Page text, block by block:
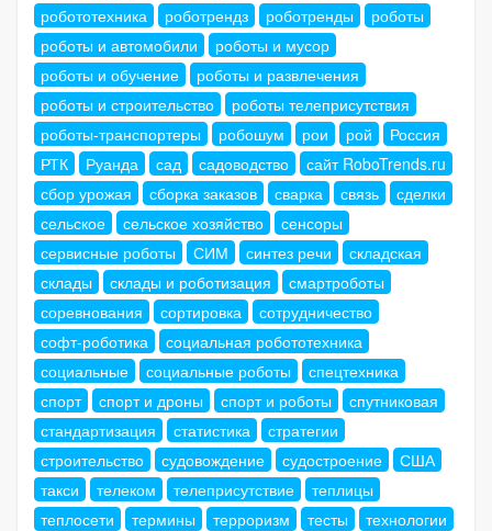
робототехника
роботрендз роботренды
роботы
роботы и автомобили
роботы и мусор
роботы и обучение
роботы и развлечения
роботы и строительство
роботы телеприсутствия
роботы-транспортеры
робошум рои рой
Россия
РТК
Руанда сад садоводство
сайт RoboTrends.ru
сбор урожая
сборка заказов сварка связь
сделки
сельское
сельское хозяйство
сенсоры
сервисные роботы
СИМ синтез речи
складская
склады
склады и роботизация
смартроботы
соревнования
сортировка
сотрудничество
софт-роботика
социальная робототехника
социальные
социальные роботы
спецтехника
спорт
спорт и дроны спорт и роботы
спутниковая
стандартизация
статистика
стратегии
строительство
судовождение судостроение
США
такси
телеком телеприсутствие
теплицы
теплосети
термины терроризм тесты
технологии